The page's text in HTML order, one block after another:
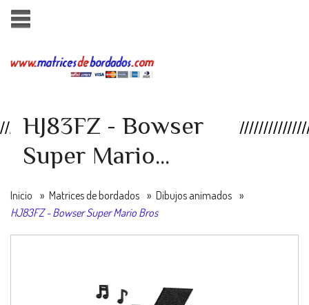
HJ83FZ - Bowser
Super Mario...
Inicio » Matrices de bordados » Dibujos animados »
HJ83FZ - Bowser Super Mario Bros